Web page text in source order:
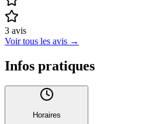
3 avis
Voir tous les avis →
Infos pratiques
Horaires